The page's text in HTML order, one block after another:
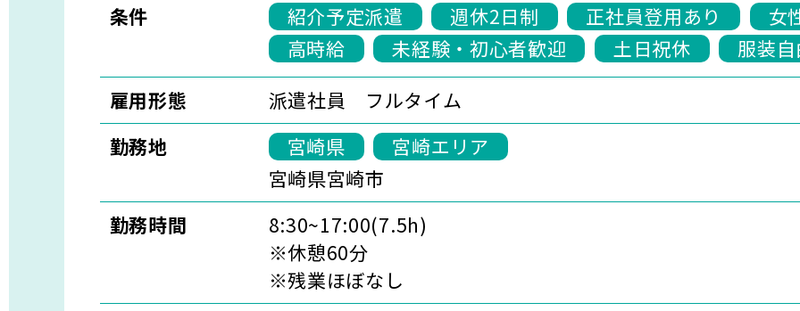
条件
紹介予定派遣 週休2日制 正社員登用あり 女
高時給
未経験・初心者歓迎 土日祝休 服装自
雇用形態
派遣社員 フルタイム
勤務地
宮崎県
宮崎エリア
宮崎県宮崎市
勤務時間
8:30~17:00(7.5h)
※休憩60分
※残業ほぼなし